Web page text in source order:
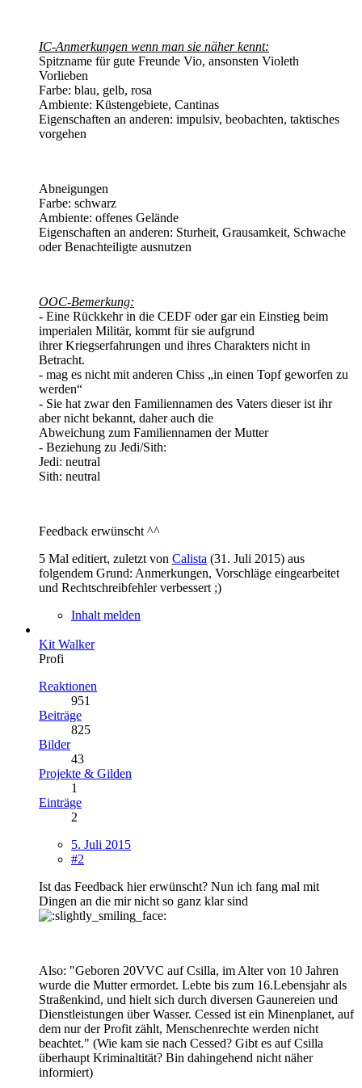
IC-Anmerkungen wenn man sie näher kennt:
Spitzname für gute Freunde Vio, ansonsten Violeth
Vorlieben
Farbe: blau, gelb, rosa
Ambiente: Küstengebiete, Cantinas
Eigenschaften an anderen: impulsiv, beobachten, taktisches
vorgehen
Abneigungen
Farbe: schwarz
Ambiente: offenes Gelände
Eigenschaften an anderen: Sturheit, Grausamkeit, Schwache
oder Benachteiligte ausnutzen
OOC-Bemerkung:
- Eine Rückkehr in die CEDF oder gar ein Einstieg beim
imperialen Militär, kommt für sie aufgrund
ihrer Kriegserfahrungen und ihres Charakters nicht in
Betracht.
- mag es nicht mit anderen Chiss „in einen Topf geworfen zu
werden“
- Sie hat zwar den Familiennamen des Vaters dieser ist ihr
aber nicht bekannt, daher auch die
Abweichung zum Familiennamen der Mutter
- Beziehung zu Jedi/Sith:
Jedi: neutral
Sith: neutral
Feedback erwünscht ^^
5 Mal editiert, zuletzt von Calista (31. Juli 2015) aus
folgendem Grund: Anmerkungen, Vorschläge eingearbeitet
und Rechtschreibfehler verbessert ;)
Inhalt melden
Kit Walker
Profi
Reaktionen
951
Beiträge
825
Bilder
43
Projekte & Gilden
1
Einträge
2
5. Juli 2015
#2
Ist das Feedback hier erwünscht? Nun ich fang mal mit
Dingen an die mir nicht so ganz klar sind
Also: "Geboren 20VVC auf Csilla, im Alter von 10 Jahren
wurde die Mutter ermordet. Lebte bis zum 16.Lebensjahr als
Straßenkind, und hielt sich durch diversen Gaunereien und
Dienstleistungen über Wasser. Cessed ist ein Minenplanet, auf
dem nur der Profit zählt, Menschenrechte werden nicht
beachtet." (Wie kam sie nach Cessed? Gibt es auf Csilla
überhaupt Kriminaltität? Bin dahingehend nicht näher
informiert)